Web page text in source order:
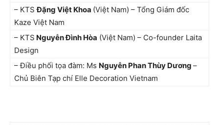
– KTSĐặng Việt Khoa (Việt Nam) – Tổng Giám đốc
Kaze Việt Nam
– KTS Nguyễn Đình Hòa (Việt Nam) – Co-founder Laita
Design
– Điều phối tọa đàm: Ms Nguyễn Phan Thùy Dương –
Chủ Biên Tạp chí Elle Decoration Vietnam